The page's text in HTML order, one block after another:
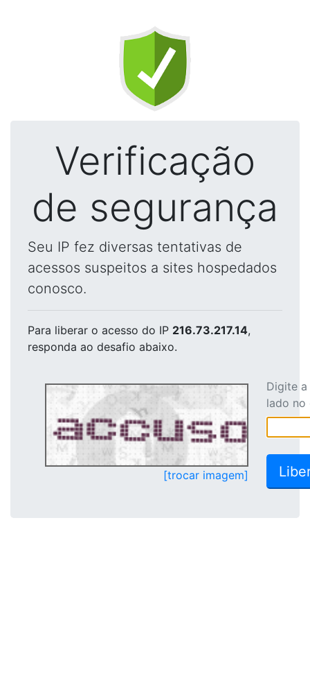
Verificação
de segurança
Seu IP fez diversas tentativas de
acessos suspeitos a sites hospedados
conosco.
Para liberar o acesso do IP 216.73.217.14,
responda ao desafio abaixo.
[trocar imagem]
Digite
lado no